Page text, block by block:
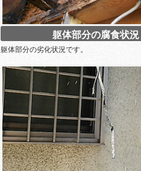
躯体部分の腐食状況
躯体部分の劣化状況です。